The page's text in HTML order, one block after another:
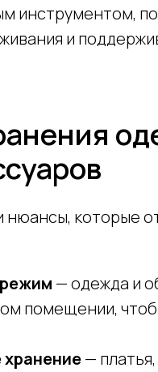
инструментом,
и
которые
— одежда и
помещении,
хранение—